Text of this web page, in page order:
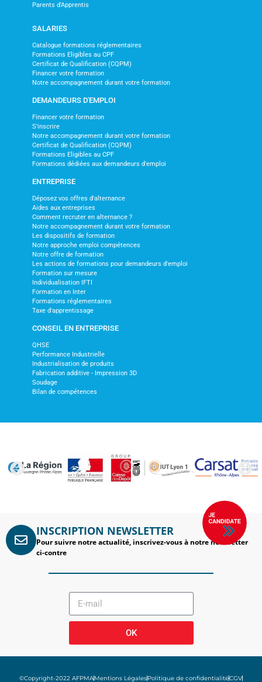
Parents d'Apprentis
SALARIES
Catalogue formations réglementaires
Formations Eligibles au CPF
Certificat de Qualification (CQPM)
Financer votre formation
Notre accompagnement durant votre formation
DEMANDEURS D'EMPLOI
Financer votre formation
S'inscrire
Notre accompagnement durant votre formation
Certificat de Qualification (CQPM)
Formations Eligibles au CPF
Formations dédiées aux demandeurs d'emploi
ENTREPRISE
Déposez vos offres d'alternance
Aides aux entreprises
Comment recruter en alternance ?
Notre accompagnement durant votre formation
Les dispositifs de formation
Notre approche emploi compétences
Notre offre de formation
Les actions de formations pour demandeurs d'emploi
Formation sur mesure
Individualisation IFTI
Formation en Inter
Formations réglementaires
Taxe d'apprentissage
CONSEIL EN ENTREPRISE
QHSE
Performance Industrielle
Industrialisation de produits
Fabrication additive - Impression 3D
Soudage
Bilan de compétences
INSCRIPTION NEWSLETTER
Pour suivre notre actualité, inscrivez-vous à notre newsletter
ci-contre
OK
©Copyright-2022 AFPMAMentions LégalesPolitique de confidentialitéCGV